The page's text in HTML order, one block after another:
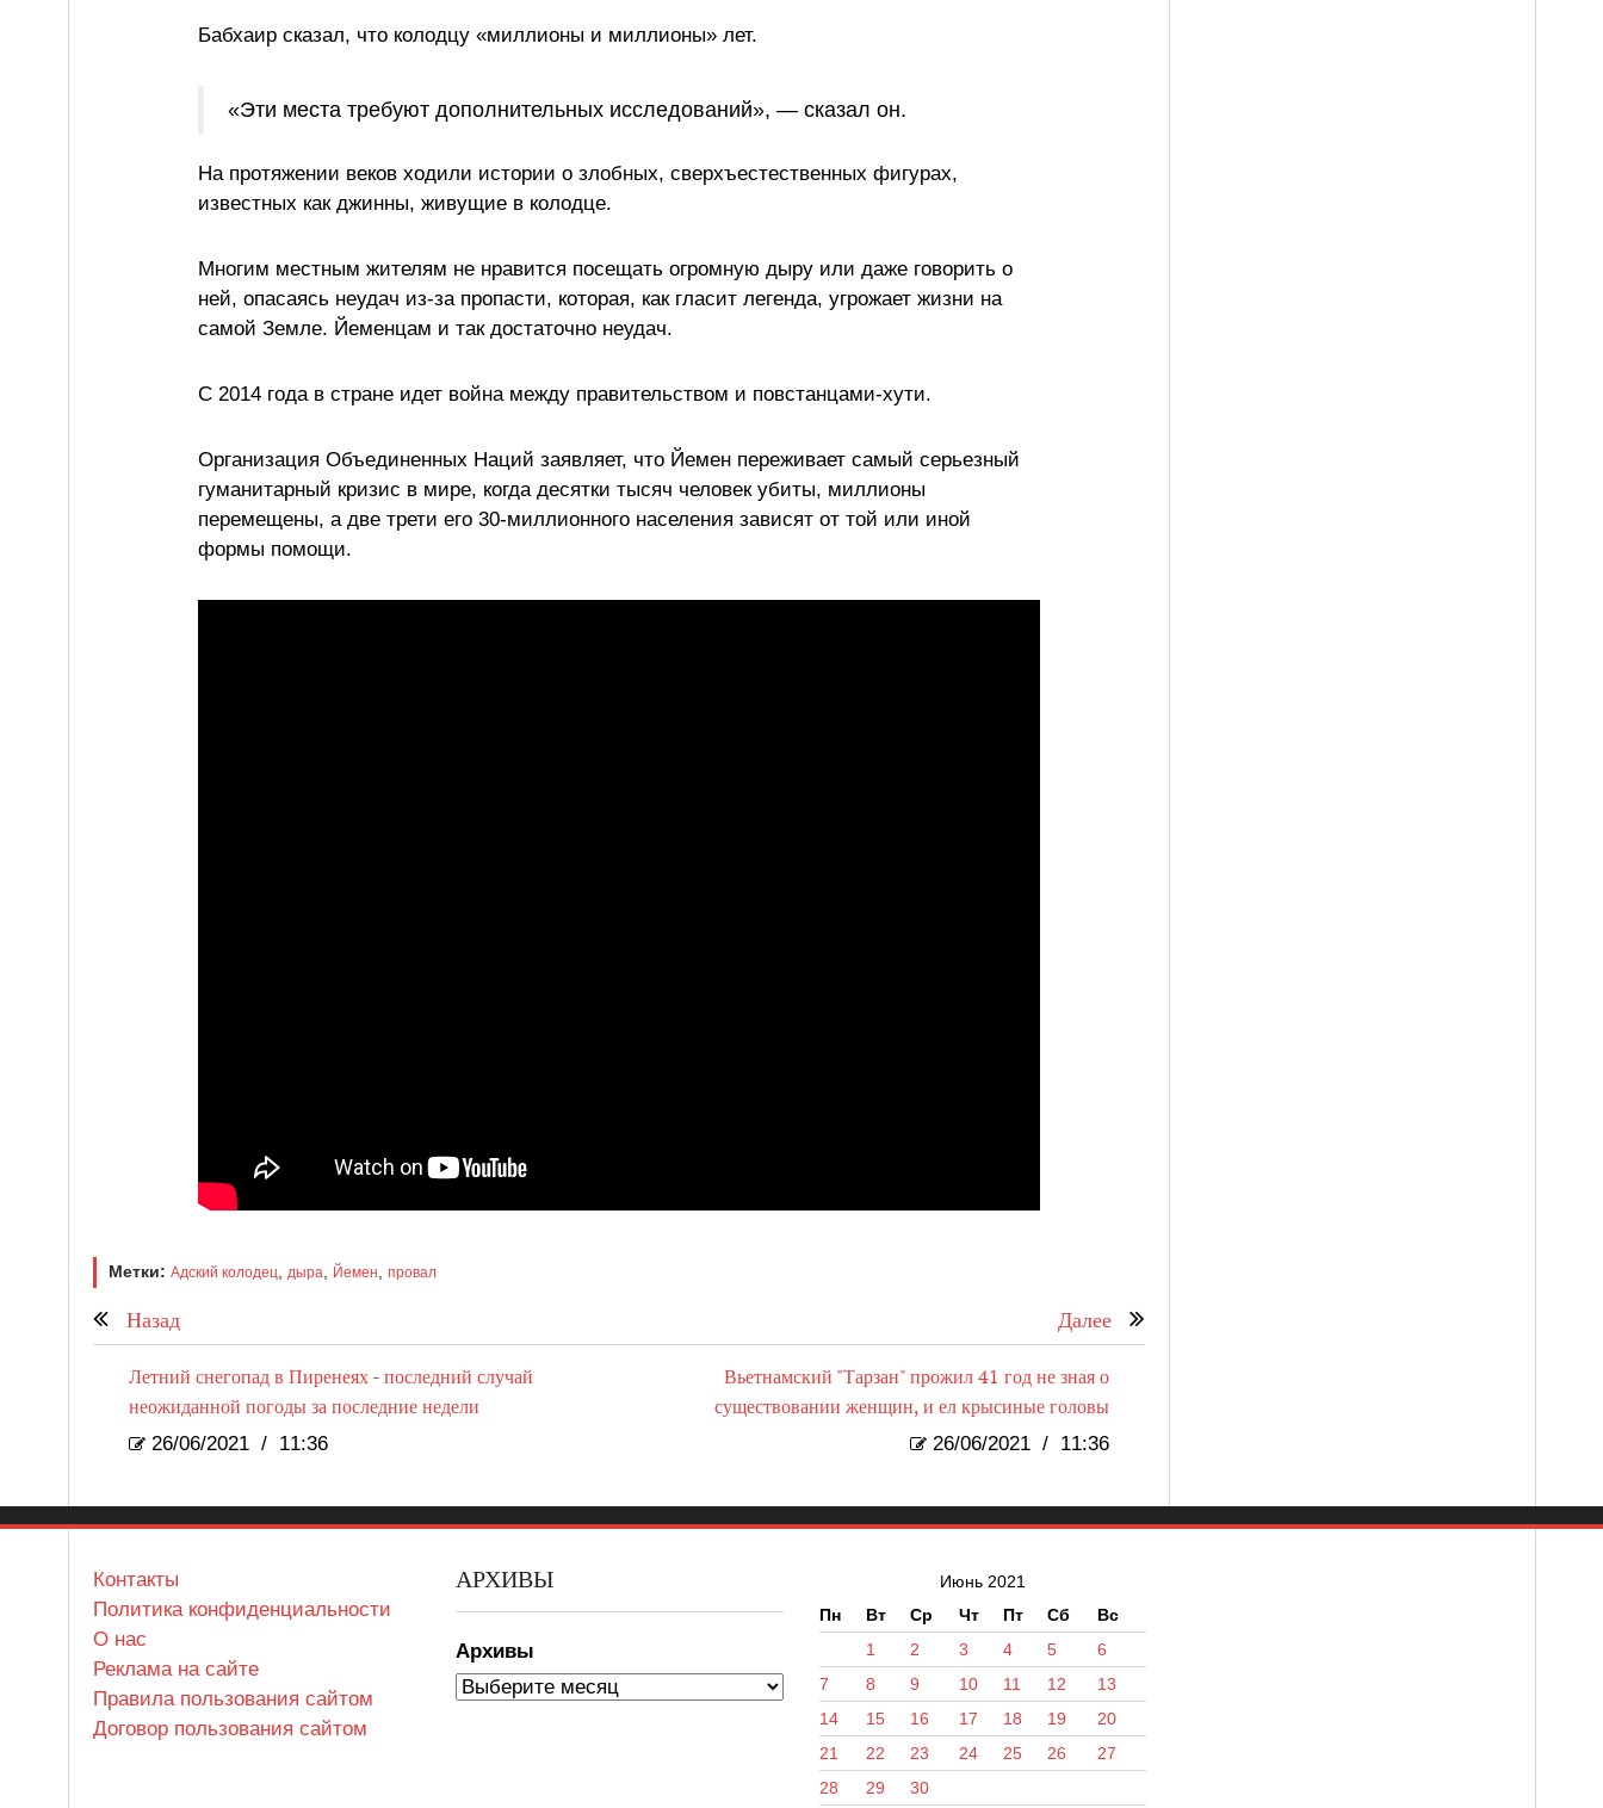
Бабхаир сказал, что колодцу «миллионы и миллионы» лет.
«Эти места требуют дополнительных исследований», — сказал он.
На протяжении веков ходили истории о злобных, сверхъестественных фигурах,
известных как джинны, живущие в колодце.
Многим местным жителям не нравится посещать огромную дыру или даже говорить о
ней, опасаясь неудач из-за пропасти, которая, как гласит легенда, угрожает жизни на
самой Земле. Йеменцам и так достаточно неудач.
С 2014 года в стране идет война между правительством и повстанцами-хути.
Организация Объединенных Наций заявляет, что Йемен переживает самый серьезный
гуманитарный кризис в мире, когда десятки тысяч человек убиты, миллионы
перемещены, а две трети его 30-миллионного населения зависят от той или иной
формы помощи.
Метки: Адский колодец, дыра, Йемен, провал
Назад Далее
Летний снегопад в Пиренеях - последний случай
неожиданной погоды за последние недели
26/06/2021 / 11:36
Вьетнамский "Тарзан" прожил 41 год не зная о
существовании женщин, и ел крысиные головы
26/06/2021 / 11:36
Контакты
Политика конфиденциальности
О нас
Реклама на сайте
Правила пользования сайтом
Договор пользования сайтом
АРХИВЫ
Архивы
Июнь 2021
Пн
Вт Ср Чт Пт Сб
Вс
1
2 3 4 5
6
7
8 9 10 11 12
13
14
15 16 17 18 19
20
21
22 23 24 25 26
27
28
29 30